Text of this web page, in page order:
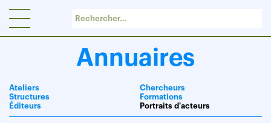
Annuaires
Ateliers
Structures
Éditeurs
Chercheurs
Formations
Portraits d'acteurs